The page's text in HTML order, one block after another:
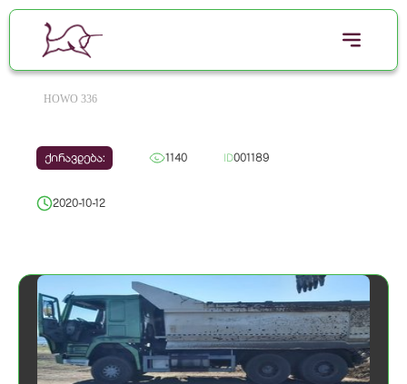
HOWO 336
ქირავდება: 1140 ID001189
2020-10-12